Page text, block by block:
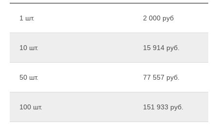
1 шт. 2 000 руб
10 шт. 15 914 руб.
50 шт. 77 557 руб.
100 шт. 151 933 руб.